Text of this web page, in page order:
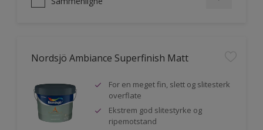
Nordsjö Ambiance Superfinish Matt
For en meget fin, slett og slitesterk
overflate
Ekstrem god slitestyrke og
ripemotstand